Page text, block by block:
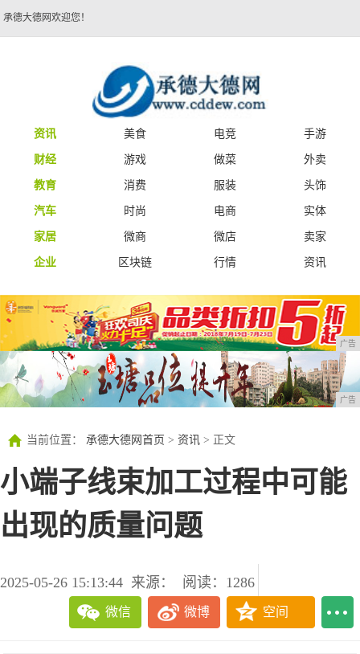
承德大德网欢迎您！
资讯 美食 电竞
手游
财经
游戏 做菜
外卖
教育
消费 服装
头饰
汽车
时尚 电商
实体
家居
微商 微店
卖家
企业
区块链 行情 资讯
广告
广告
当前位置： 承德大德网首页 > 资讯 > 正文
小端子线束加工过程中可能
出现的质量问题
2025-05-26 15:13:44 来源： 阅读：1286
微信 微博 空间